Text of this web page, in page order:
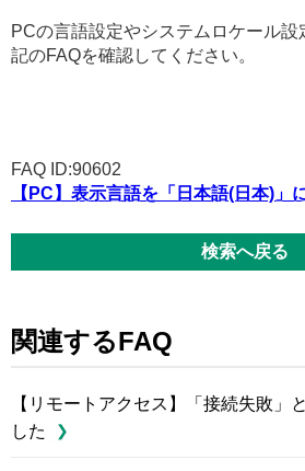
PCの言語設定やシステムロケール
記のFAQを確認してください。
FAQ ID:90602
【PC】表示言語を「日本語(日本)」
検索へ戻る
関連するFAQ
【リモートアクセス】「接続失敗」
した